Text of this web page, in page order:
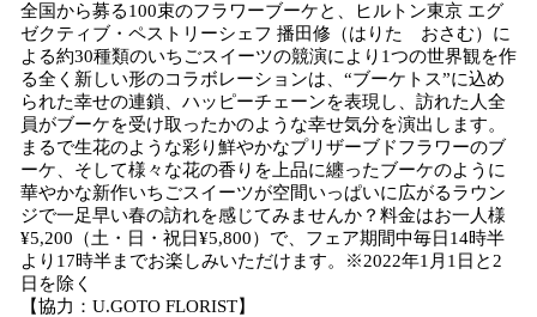
全国から募る100束のフラワーブーケと、ヒルトン東京 エグ
ゼクティブ・ペストリーシェフ 播田修（はりた おさむ）に
よる約30種類のいちごスイーツの競演により1つの世界観を作
る全く新しい形のコラボレーションは、“ブーケトス”に込め
られた幸せの連鎖、ハッピーチェーンを表現し、訪れた人全
員がブーケを受け取ったかのような幸せ気分を演出します。
まるで生花のような彩り鮮やかなプリザーブドフラワーのブ
ーケ、そして様々な花の香りを上品に纏ったブーケのように
華やかな新作いちごスイーツが空間いっぱいに広がるラウン
ジで一足早い春の訪れを感じてみませんか？料金はお一人様
¥5,200（土・日・祝日¥5,800）で、フェア期間中毎日14時半
より17時半までお楽しみいただけます。※2022年1月1日と2
日を除く
【協力：U.GOTO FLORIST】